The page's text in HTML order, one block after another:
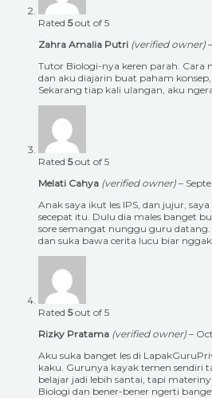
Rated 5out of 5
Zahra Amalia Putri (verified owner) –
Tutor Biologi-nya keren parah. Cara
dan aku diajarin buat paham
Sekarang tiap kali ulangan, aku
Rated 5out of 5
Melati Cahya (verified owner) –
Anak saya ikut les IPS, dan jujur,
secepat itu. Dulu dia males banget
sore semangat nunggu guru
dan suka bawa cerita lucu biar
Rated 5out of 5
Rizky Pratama (verified owner) –
Aku suka banget les di
kaku. Gurunya kayak temen sendiri
belajar jadi lebih santai, tapi
Biologi dan bener-bener ngerti